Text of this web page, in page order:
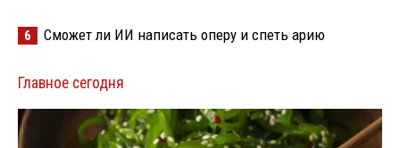
6 Сможет ли ИИ написать оперу и спеть арию
Главное сегодня